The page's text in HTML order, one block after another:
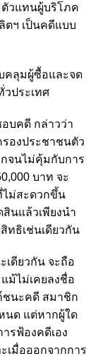
ตัวแทนผู้บริโภค
ตฯ เป็นคดีแบบ
คลุมผู้ซื้อและจด
วประเทศ
บคดี กล่าวว่า
องประชาชนตัว
จนไม่คุ้มกับการ
บาท จะ
ไม่สะดวกขึ้น
นแล้วเพียงนำ
ทธิเช่นเดียวกัน
เดียวกัน จะถือ
ม้ไม่เคยลงชื่อ
ชนะคดี สมาชิก
นด แต่หากผู้ใด
รฟ้องคดีเอง
เมื่อออกจากการ